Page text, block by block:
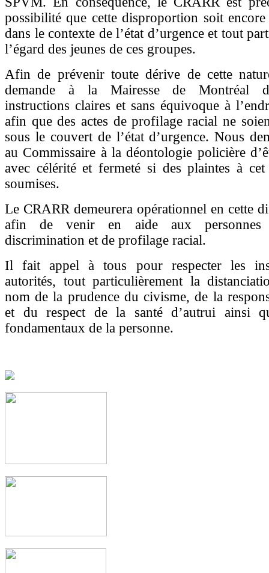
possibilité que cette disproportion soit
dans le contexte de l’état d’urgence et tout
l’égard des jeunes de ces groupes.
Afin de prévenir toute dérive de cette
demande à la Mairesse de Montréal
instructions claires et sans équivoque à
afin que des actes de profilage racial ne
sous le couvert de l’état d’urgence. Nous
au Commissaire à la déontologie policière
avec célérité et fermeté si des plaintes à
soumises.
Le CRARR demeurera opérationnel en cette
afin de venir en aide aux personnes
discrimination et de profilage racial.
Il fait appel à tous pour respecter les
autorités, tout particulièrement la
nom de la prudence du civisme, de la
et du respect de la santé d’autrui ainsi
fondamentaux de la personne.